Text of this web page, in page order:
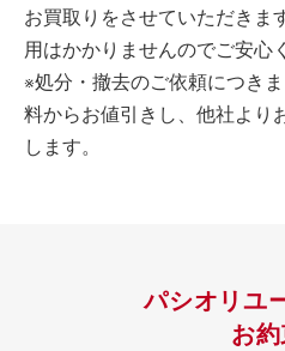
お買取りをさせていただきま
用はかかりませんのでご安心
※処分・撤去のご依頼につき
料からお値引きし、他社より
します。
パシオリユ
お